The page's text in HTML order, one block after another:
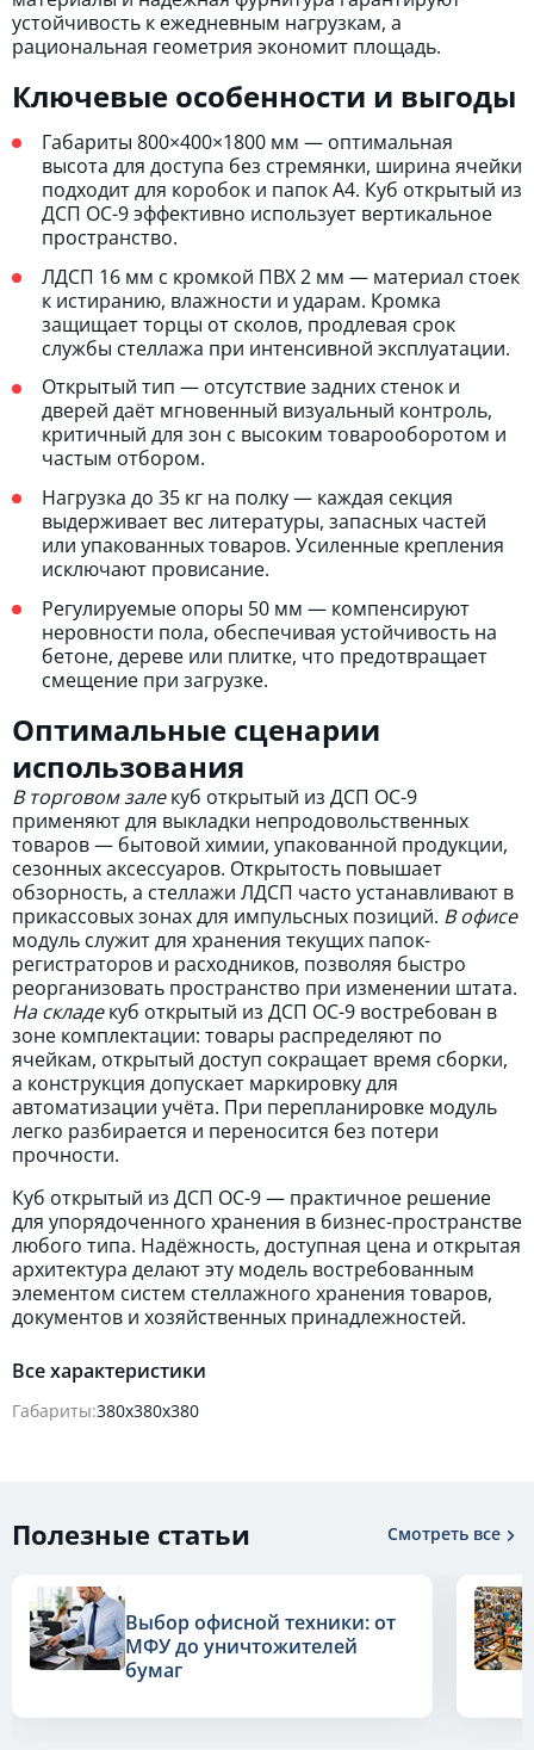
устойчивость к ежедневным нагрузкам, а
рациональная геометрия экономит площадь.
Ключевые особенности и выгоды
Габариты 800×400×1800 мм — оптимальная
высота для доступа без стремянки, ширина ячейки
подходит для коробок и папок А4. Куб открытый из
ДСП ОС-9 эффективно использует вертикальное
пространство.
ЛДСП 16 мм с кромкой ПВХ 2 мм — материал стоек
к истиранию, влажности и ударам. Кромка
защищает торцы от сколов, продлевая срок
службы стеллажа при интенсивной эксплуатации.
Открытый тип — отсутствие задних стенок и
дверей даёт мгновенный визуальный контроль,
критичный для зон с высоким товарооборотом и
частым отбором.
Нагрузка до 35 кг на полку — каждая секция
выдерживает вес литературы, запасных частей
или упакованных товаров. Усиленные крепления
исключают провисание.
Регулируемые опоры 50 мм — компенсируют
неровности пола, обеспечивая устойчивость на
бетоне, дереве или плитке, что предотвращает
смещение при загрузке.
Оптимальные сценарии
использования
В торговом залекуб открытый из ДСП ОС-9
применяют для выкладки непродовольственных
товаров — бытовой химии, упакованной продукции,
сезонных аксессуаров. Открытость повышает
обзорность, а стеллажи ЛДСП часто устанавливают в
прикассовых зонах для импульсных позиций. В офисе
модуль служит для хранения текущих папок-
регистраторов и расходников, позволяя быстро
реорганизовать пространство при изменении штата.
На складекуб открытый из ДСП ОС-9 востребован в
зоне комплектации: товары распределяют по
ячейкам, открытый доступ сокращает время сборки,
а конструкция допускает маркировку для
автоматизации учёта. При перепланировке модуль
легко разбирается и переносится без потери
прочности.
Куб открытый из ДСП ОС-9 — практичное решение
для упорядоченного хранения в бизнес-пространстве
любого типа. Надёжность, доступная цена и открытая
архитектура делают эту модель востребованным
элементом систем стеллажного хранения товаров,
документов и хозяйственных принадлежностей.
Все характеристики
Габариты:380х380х380
Полезные статьи Смотреть все
Выбор офисной техники: от
МФУ до уничтожителей
бумаг